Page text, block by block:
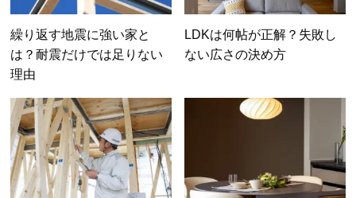
繰り返す地震に強い家と
は？耐震だけでは足りない
理由
LDKは何帖が正解？失敗し
ない広さの決め方